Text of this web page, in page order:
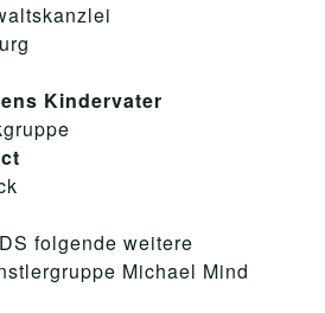
Kindervater
folgende weitere
Michael Mind